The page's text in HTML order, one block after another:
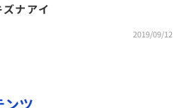
ナアイ
2019/09/12